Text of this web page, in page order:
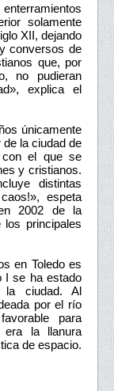
solamente
XII, dejando
conversos de
que, por
no pudieran
explica el
únicamente
la ciudad de
con el que se
y cristianos.
distintas
espeta
2002 de la
principales
en Toledo es
I se ha estado
la ciudad. Al
por el río
para
era la llanura
de espacio.